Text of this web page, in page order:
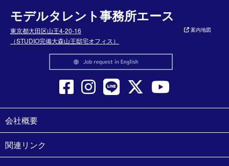
モデルタレント事務所エース
東京都大田区山王4-20-16
（STUDIO完備大森山王邸宅オフィス）
案内地図
会社概要
関連リンク